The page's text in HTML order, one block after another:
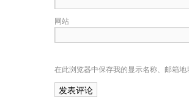
网站
在此浏览器中保存我的显示名称、邮箱地